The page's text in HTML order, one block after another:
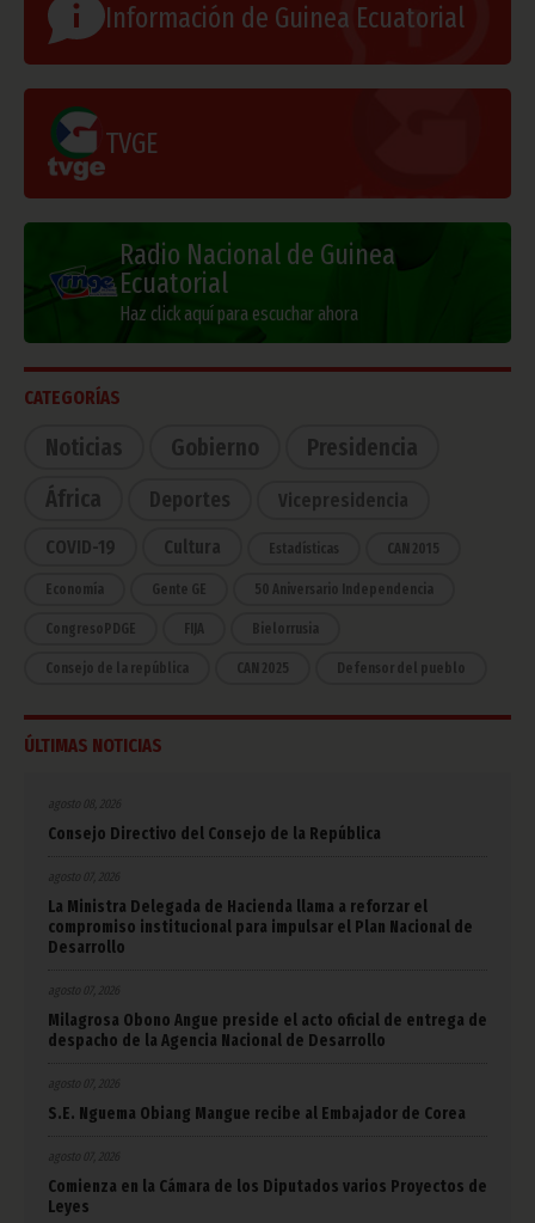
Información de Guinea Ecuatorial
TVGE
Radio Nacional de Guinea
Ecuatorial
Haz click aquí para escuchar ahora
CATEGORÍAS
Noticias Gobierno
Presidencia
África
Deportes Vicepresidencia
COVID-19 Cultura Estadísticas CAN 2015
Economía Gente GE 50 Aniversario Independencia
CongresoPDGE FIJA Bielorrusia
Consejo de la república CAN 2025 Defensor del pueblo
ÚLTIMAS NOTICIAS
agosto 08, 2026
Consejo Directivo del Consejo de la República
agosto 07, 2026
La Ministra Delegada de Hacienda llama a reforzar el
compromiso institucional para impulsar el Plan Nacional de
Desarrollo
agosto 07, 2026
Milagrosa Obono Angue preside el acto oficial de entrega de
despacho de la Agencia Nacional de Desarrollo
agosto 07, 2026
S.E. Nguema Obiang Mangue recibe al Embajador de Corea
agosto 07, 2026
Comienza en la Cámara de los Diputados varios Proyectos de
Leyes